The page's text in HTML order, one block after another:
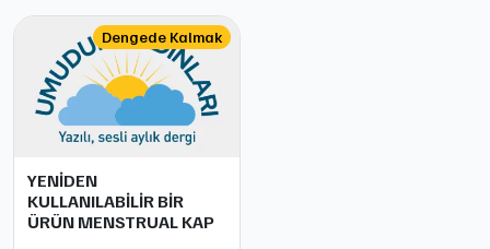
Dengede Kalmak
YENİDEN
KULLANILABİLİR BİR
ÜRÜN MENSTRUAL KAP